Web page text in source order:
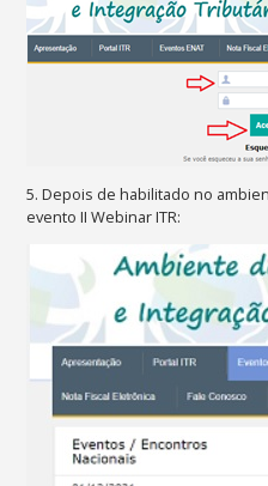
5. Depois de habilitado no
evento II Webinar ITR: